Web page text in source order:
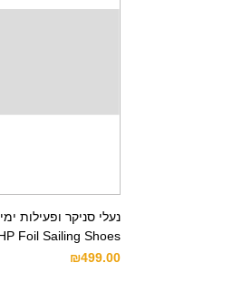
Foil Sailing Shoes
₪499.00